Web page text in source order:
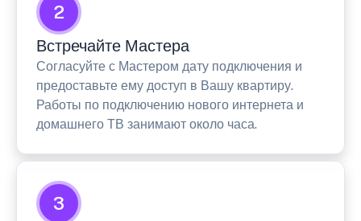
2
Встречайте Мастера
Согласуйте с Мастером дату подключения и
предоставьте ему доступ в Вашу квартиру.
Работы по подключению нового интернета и
домашнего ТВ занимают около часа.
3